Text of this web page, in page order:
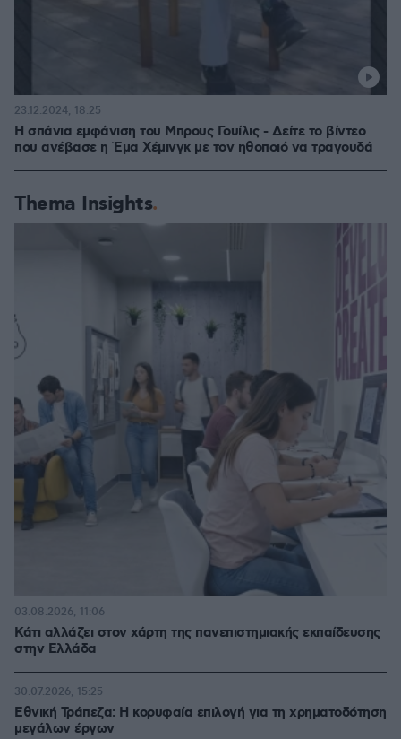
H σπάνια εμφάνιση του Μπρους Γουίλις - Δείτε το βίντεο
που ανέβασε η Έμα Χέμινγκ με τον ηθοποιό να τραγουδά
23.12.2024, 18:25
Thema Insights
Κάτι αλλάζει στον χάρτη της πανεπιστημιακής εκπαίδευσης
στην Ελλάδα
03.08.2026, 11:06
Εθνική Τράπεζα: Η κορυφαία επιλογή για τη χρηματοδότηση
μεγάλων έργων
30.07.2026, 15:25